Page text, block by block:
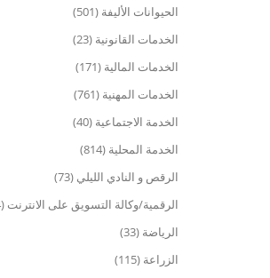
الحيوانات الأليفة (501)
الخدمات القانونية (23)
الخدمات المالية (171)
الخدمات المهنية (761)
الخدمة الاجتماعية (40)
الخدمة المحلية (814)
الرقص و النادي الليلي (73)
الرقمية/وكالة التسويق على الانترنت (224)
الرياضة (33)
الزراعة (115)